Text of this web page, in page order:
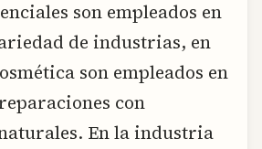
son empleados en
de industrias, en
son empleados en
con
En la industria